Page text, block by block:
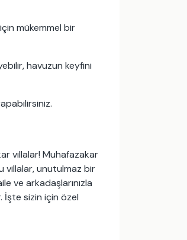
mükemmel bir
havuzun keyfini
villalar! Muhafazakar
villalar, unutulmaz bir
ve arkadaşlarınızla
İşte sizin için özel